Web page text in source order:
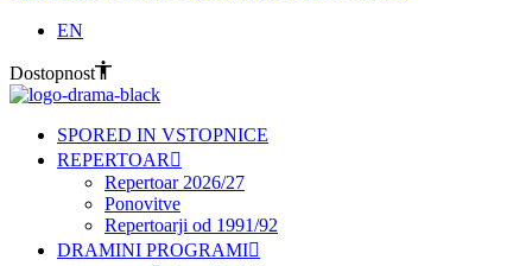
EN
Dostopnost
SPORED IN VSTOPNICE
REPERTOAR
Repertoar 2026/27
Ponovitve
Repertoarji od 1991/92
DRAMINI PROGRAMI